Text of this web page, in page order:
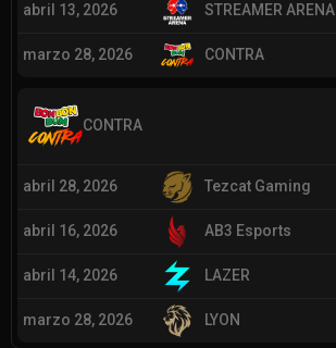
abril 13, 2026 STREAMER ARENA
marzo 28, 2026 CONTRA
CONTRA
abril 28, 2026 Tezcat Gaming
abril 16, 2026 AB3 Esports
abril 14, 2026 LAZER
marzo 28, 2026 LYON